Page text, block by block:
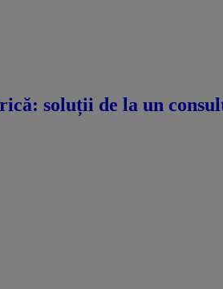
soluții de la un